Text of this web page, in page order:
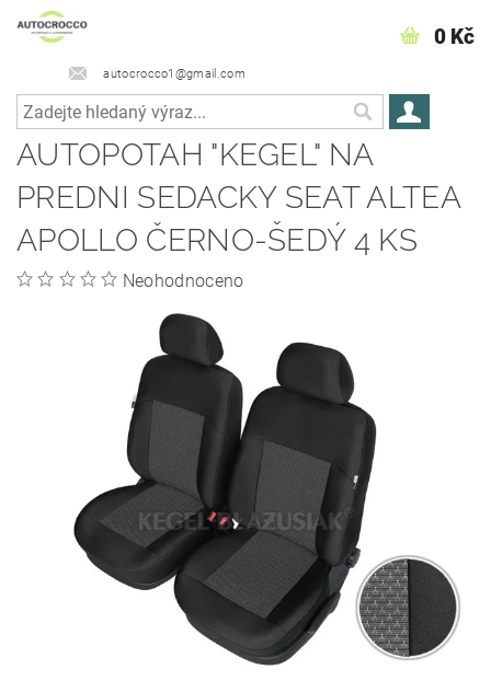
autocrocco1@gmail.com
0 Kč
AUTOPOTAH "KEGEL" NA
PREDNI SEDACKY SEAT ALTEA
APOLLO ČERNO-ŠEDÝ 4 KS
Neohodnoceno